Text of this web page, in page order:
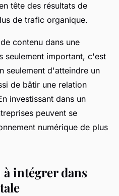
tête des résultats de
de trafic organique.
contenu dans une
seulement important, c'est
seulement d'atteindre un
de bâtir une relation
investissant dans un
peuvent se
numérique de plus
à intégrer dans